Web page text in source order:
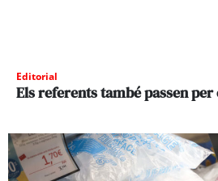
Editorial
Els referents també passen per